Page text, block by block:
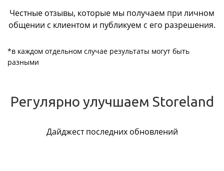
Честные отзывы, которые мы получаем при личном
общении с клиентом и публикуем с его разрешения.
*в каждом отдельном случае результаты могут быть
разными
Регулярно улучшаем Storeland
Дайджест последних обновлений